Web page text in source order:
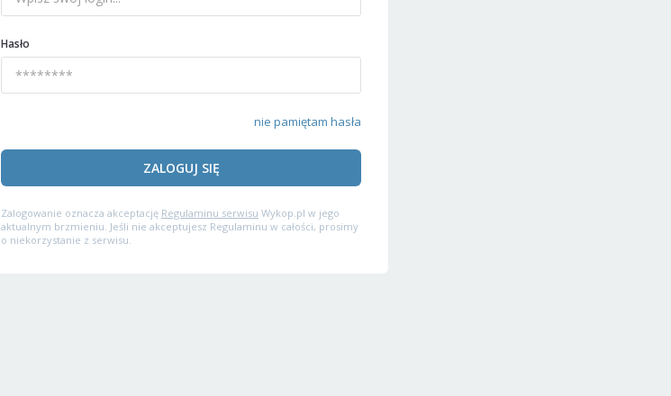
Hasło
nie pamiętam hasła
ZALOGUJ SIĘ
Zalogowanie oznacza akceptację Regulaminu serwisu Wykop.pl w jego
aktualnym brzmieniu. Jeśli nie akceptujesz Regulaminu w całości, prosimy
o niekorzystanie z serwisu.